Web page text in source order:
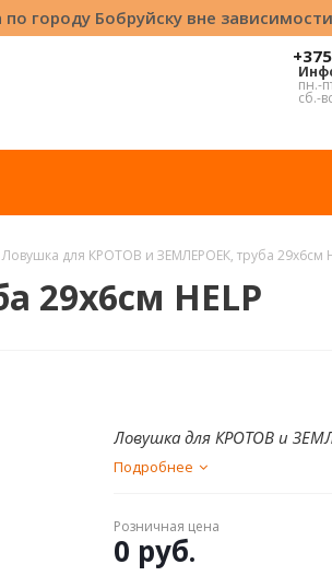
городу Бобруйску вне
пн.-
сб.-
Ловушка для КРОТОВ и ЗЕМЛЕРОЕК, труба 29x6см
29x6см HELP
Ловушка для КРОТОВ и
Подробнее
Розничная цена
0 руб.